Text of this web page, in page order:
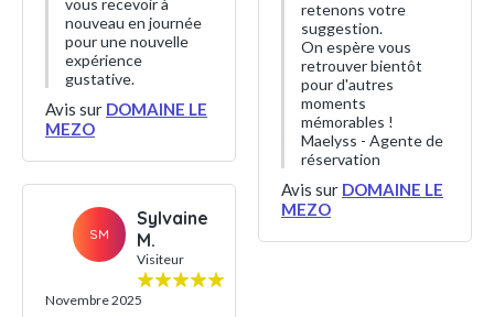
vous recevoir à
nouveau en journée
pour une nouvelle
expérience
gustative.
Avis sur DOMAINE LE
MEZO
SM
Sylvaine
M.
Visiteur
Novembre 2025
retenons votre
suggestion.
On espère vous
retrouver bientôt
pour d'autres
moments
mémorables !
Maelyss - Agente de
réservation
Avis sur DOMAINE LE
MEZO